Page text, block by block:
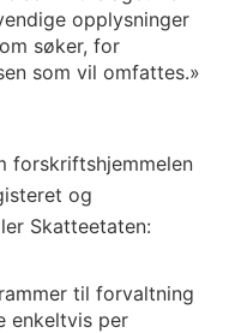
opplysninger
søker, for
som vil omfattes.»
forskriftshjemmelen
og
Skatteetaten:
til forvaltning
enkeltvis per